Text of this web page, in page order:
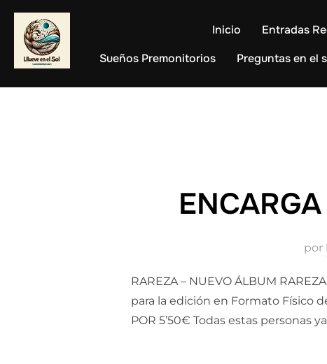
contenido
Inicio Entradas
Sueños Premonitorios
Preguntas en el
por
RAREZA – NUEVO ÁLBUM
para la edición en Formato Físico
POR 5’50€ Todas estas personas